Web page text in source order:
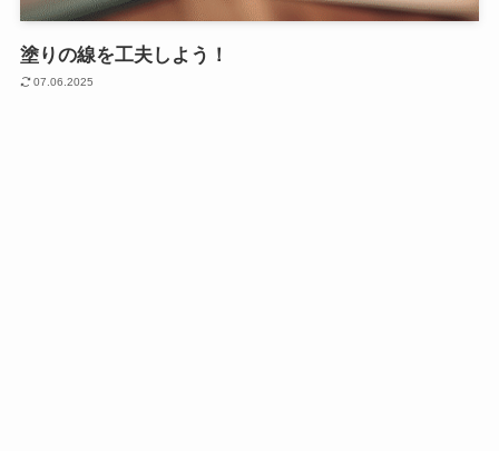
塗りの線を工夫しよう！
07.06.2025